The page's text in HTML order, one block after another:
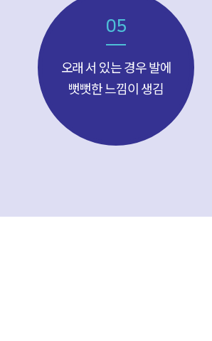
05
오래 서 있는 경우 발에
뻣뻣한 느낌이 생김